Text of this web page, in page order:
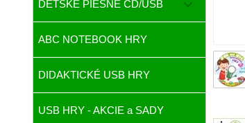
DETSKÉ PIESNE CD/USB
ABC NOTEBOOK HRY
DIDAKTICKÉ USB HRY
USB HRY - AKCIE a SADY